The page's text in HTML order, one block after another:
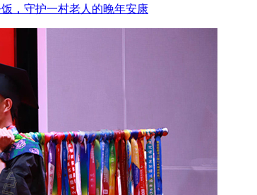
，守护一村老人的晚年安康